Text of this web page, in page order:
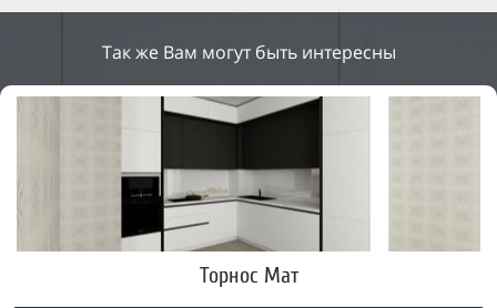
Так же Вам могут быть интересны
Торнос Мат